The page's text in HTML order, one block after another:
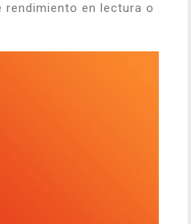
rendimiento en lectura o